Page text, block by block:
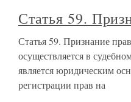
Статья 59.
Статья 59. Признание
осуществляется в
является юридическим
регистрации прав на